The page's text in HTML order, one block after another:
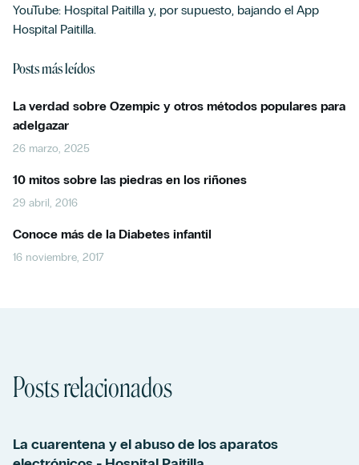
YouTube: Hospital Paitilla y, por supuesto, bajando el App
Hospital Paitilla.
Posts más leídos
La verdad sobre Ozempic y otros métodos populares para
adelgazar
26 marzo, 2025
10 mitos sobre las piedras en los riñones
29 abril, 2016
Conoce más de la Diabetes infantil
16 noviembre, 2017
Posts relacionados
La cuarentena y el abuso de los aparatos